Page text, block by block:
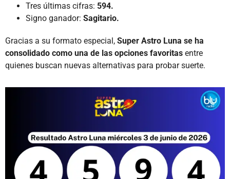
Tres últimas cifras: 594.
Signo ganador: Sagitario.
Gracias a su formato especial, Super Astro Luna se ha
consolidado como una de las opciones favoritas entre
quienes buscan nuevas alternativas para probar suerte.